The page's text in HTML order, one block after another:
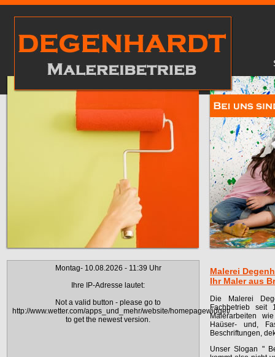
Montag- 10.08.2026 - 11:39 Uhr
Ihre IP-Adresse lautet:
Not a valid button - please go to
http://www.wetter.com/apps_und_mehr/website/homepagewidget/
to get the newest version.
Malerei
Ihr Maler aus
Die Malerei
Fachbetrieb seit
Malerarbeiten
Haüser- und,
Beschriftungen,
Unser Slogan "